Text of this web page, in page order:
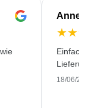
Anne-
★★
18/06/